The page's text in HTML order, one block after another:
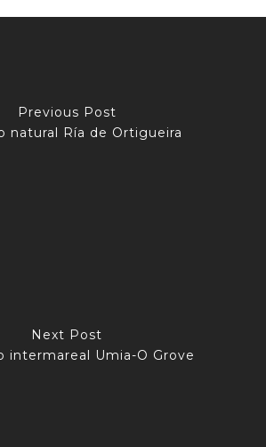
Previous Post
natural Ría de Ortigueira
Next Post
intermareal Umia-O Grove